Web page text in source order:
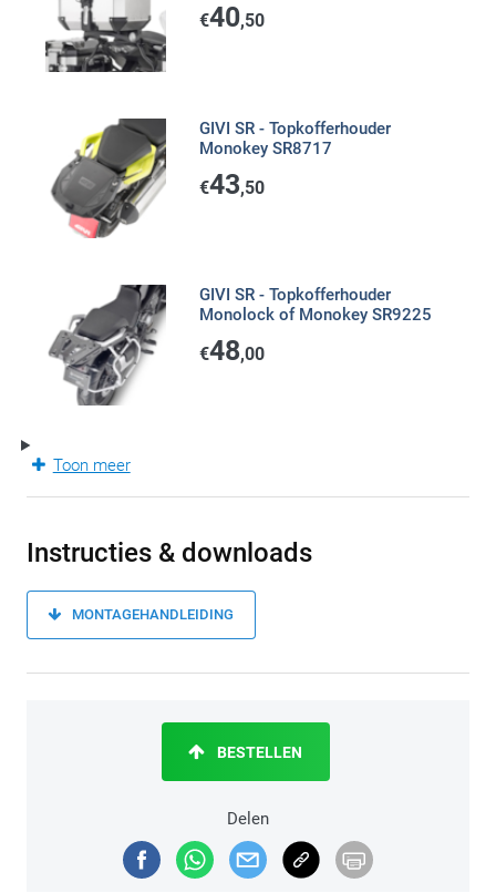
€40,50
GIVI SR - Topkofferhouder
Monokey SR8717
€43,50
GIVI SR - Topkofferhouder
Monolock of Monokey SR9225
€48,00
Toon meer
Instructies & downloads
MONTAGEHANDLEIDING
Delen
BESTELLEN